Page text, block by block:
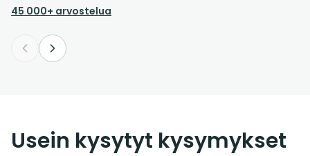
45 000+ arvostelua
Usein kysytyt kysymykset